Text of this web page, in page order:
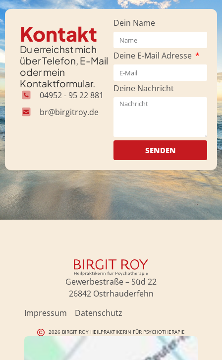
Kontakt
Du erreichst mich
über Telefon, E-Mail
oder mein
Kontaktformular.
04952 - 95 22 881
br@birgitroy.de
Dein Name
Deine E-Mail Adresse
Deine Nachricht
SENDEN
Gewerbestraße – Süd 22
26842 Ostrhauderfehn
Impressum
Datenschutz
2026 BIRGIT ROY HEILPRAKTIKERIN FÜR PSYCHOTHERAPIE